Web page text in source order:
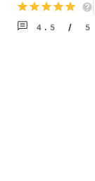
4.5 / 5